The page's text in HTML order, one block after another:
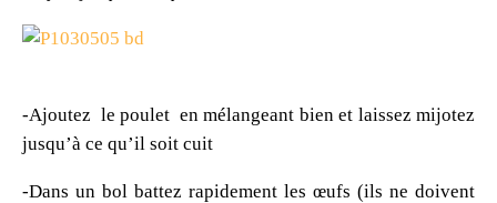
-Ajoutez le poulet en mélangeant bien et laissez mijotez
jusqu’à ce qu’il soit cuit
-Dans un bol battez rapidement les œufs (ils ne doivent